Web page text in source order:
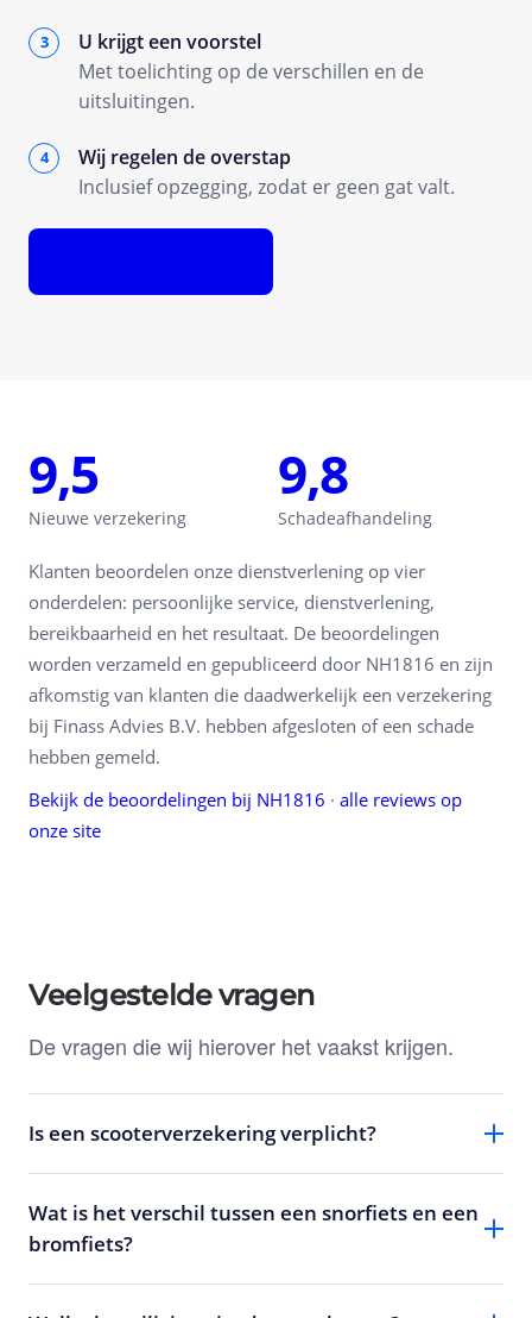
U krijgt een voorstel
Met toelichting op de verschillen en de
uitsluitingen.
Wij regelen de overstap
Inclusief opzegging, zodat er geen gat valt.
9,5
Nieuwe verzekering
9,8
Schadeafhandeling
Klanten beoordelen onze dienstverlening op vier
onderdelen: persoonlijke service, dienstverlening,
bereikbaarheid en het resultaat. De beoordelingen
worden verzameld en gepubliceerd door NH1816 en zijn
afkomstig van klanten die daadwerkelijk een verzekering
bij Finass Advies B.V. hebben afgesloten of een schade
hebben gemeld.
Bekijk de beoordelingen bij NH1816 · alle reviews op
onze site
Veelgestelde vragen
De vragen die wij hierover het vaakst krijgen.
Is een scooterverzekering verplicht?
Wat is het verschil tussen een snorfiets en een
bromfiets?